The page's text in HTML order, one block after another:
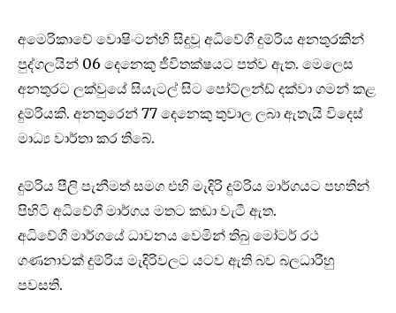
අමෙරිකාවේ වොෂිංටන්හි සිදුවූ අධිවේගී දුම්රිය අනතුරකින්
පුද්ගලයින් 06 දෙනෙකු ජීවිතක්ෂයට පත්ව ඇත. මෙලෙස
අනතුරට ලක්වුයේ සියැටල් සිට පෝට්ලන්ඩ් දක්වා ගමන් කළ
දුම්රියකි. අනතුරෙන් 77 දෙනෙකු තුවාල ලබා ඇතැයි විදෙස්
මාධ්‍ය වාර්තා කර තිබේ.
දුම්රිය පීලි පැනීමත් සමග එහි මැදිරි දුම්රිය මාර්ගයට පහතින්
පිහිටි අධිවේගී මාර්ගය මතට කඩා වැටී ඇත.
අධිවේගී මාර්ගයේ ධාවනය වෙමින් තිබු මෝටර් රථ
ගණනාවක් දුම්රිය මැදිරිවලට යටව ඇති බව බලධාරීහු
පවසති.